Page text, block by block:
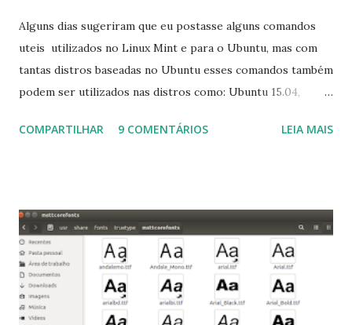
Alguns dias sugeriram que eu postasse alguns comandos
uteis utilizados no Linux Mint e para o Ubuntu, mas com
tantas distros baseadas no Ubuntu esses comandos também
podem ser utilizados nas distros como: Ubuntu 15.04,
Linux Mint 17, Pinguy OS 14.04, Elementary OS 0.3, Deepin
para usuários iniciantes... 1- Atualizar a lista de pacotes: $
sudo apt-get update 2- Atualizar toda a distro: $ sudo apt-
get -f dist-upgrade ou update-manager -d -c 3- Instalar
pacotes: $ sudo apt-get install [nome do pacote] 4-
Procurar arquivos corrompidos: $ sudo apt-get check 5-
COMPARTILHAR 9 COMENTÁRIOS LEIA MAIS